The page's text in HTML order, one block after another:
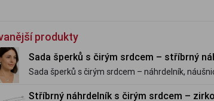
produkty
Sada šperků s čirým srdcem – stříbrný
Sada šperků s čirým srdcem – náhrdelník,
Stříbrný náhrdelník s čirým srdcem –